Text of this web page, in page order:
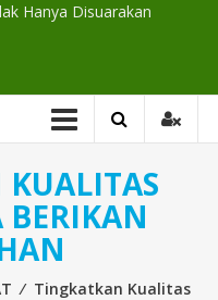
Hanya Disuarakan
BERIKAN
⁄ Tingkatkan Kualitas